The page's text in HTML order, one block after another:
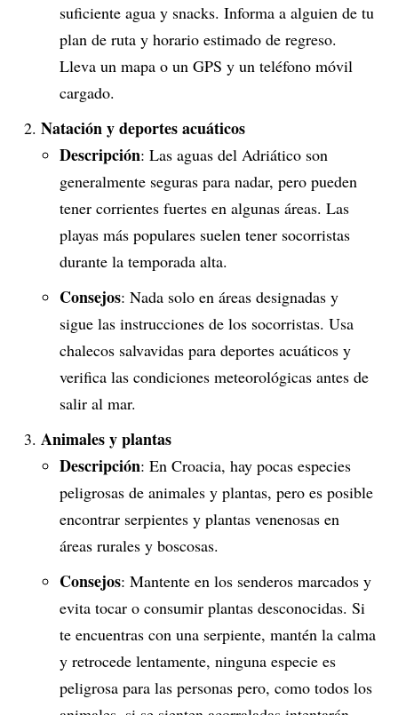
suficiente agua y snacks. Informa a alguien de tu
plan de ruta y horario estimado de regreso.
Lleva un mapa o un GPS y un teléfono móvil
cargado.
Natación y deportes acuáticos
Descripción: Las aguas del Adriático son
generalmente seguras para nadar, pero pueden
tener corrientes fuertes en algunas áreas. Las
playas más populares suelen tener socorristas
durante la temporada alta.
Consejos: Nada solo en áreas designadas y
sigue las instrucciones de los socorristas. Usa
chalecos salvavidas para deportes acuáticos y
verifica las condiciones meteorológicas antes de
salir al mar.
Animales y plantas
Descripción: En Croacia, hay pocas especies
peligrosas de animales y plantas, pero es posible
encontrar serpientes y plantas venenosas en
áreas rurales y boscosas.
Consejos: Mantente en los senderos marcados y
evita tocar o consumir plantas desconocidas. Si
te encuentras con una serpiente, mantén la calma
y retrocede lentamente, ninguna especie es
peligrosa para las personas pero, como todos los